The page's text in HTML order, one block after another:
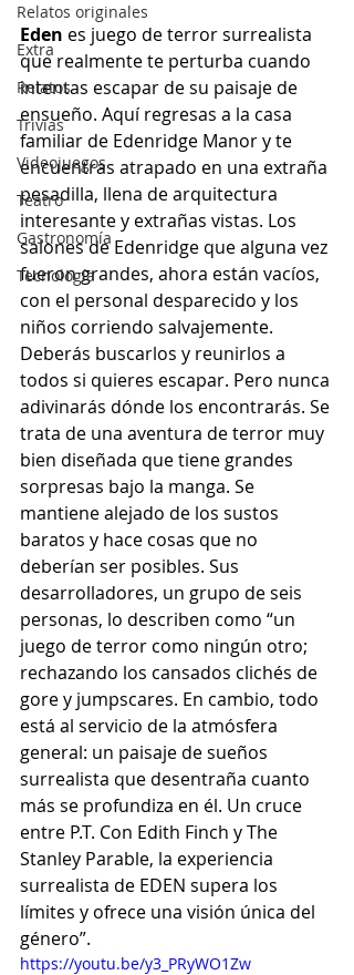
Relatos originales
Extra
Relatos
Trivias
Videojuegos
Teatro
Gastronomía
Tecnología
Eden es juego de terror surrealista
que realmente te perturba cuando
intentas escapar de su paisaje de
ensueño. Aquí regresas a la casa
familiar de Edenridge Manor y te
encuentras atrapado en una extraña
pesadilla, llena de arquitectura
interesante y extrañas vistas. Los
salones de Edenridge que alguna vez
fueron grandes, ahora están vacíos,
con el personal desparecido y los
niños corriendo salvajemente.
Deberás buscarlos y reunirlos a
todos si quieres escapar. Pero nunca
adivinarás dónde los encontrarás. Se
trata de una aventura de terror muy
bien diseñada que tiene grandes
sorpresas bajo la manga. Se
mantiene alejado de los sustos
baratos y hace cosas que no
deberían ser posibles. Sus
desarrolladores, un grupo de seis
personas, lo describen como “un
juego de terror como ningún otro;
rechazando los cansados ​​clichés de
gore y jumpscares. En cambio, todo
está al servicio de la atmósfera
general: un paisaje de sueños
surrealista que desentraña cuanto
más se profundiza en él. Un cruce
entre P.T. Con Edith Finch y The
Stanley Parable, la experiencia
surrealista de EDEN supera los
límites y ofrece una visión única del
género”.
https://youtu.be/y3_PRyWO1Zw